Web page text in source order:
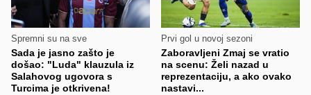
Spremni su na sve
Sada je jasno zašto je
došao: "Luda" klauzula iz
Salahovog ugovora s
Turcima je otkrivena!
Prvi gol u novoj sezoni
Zaboravljeni Zmaj se vratio
na scenu: Želi nazad u
reprezentaciju, a ako ovako
nastavi...